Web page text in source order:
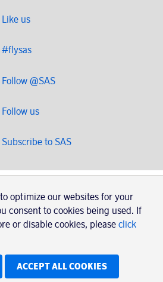
Like us
#flysas
Follow @SAS
Follow us
Subscribe to SAS
SAS 2020
number 556606-8499, SE-195 87
Sweden
optimize our websites for your
consent to cookies being used. If
or disable cookies, please click
ACCEPT ALL COOKIES